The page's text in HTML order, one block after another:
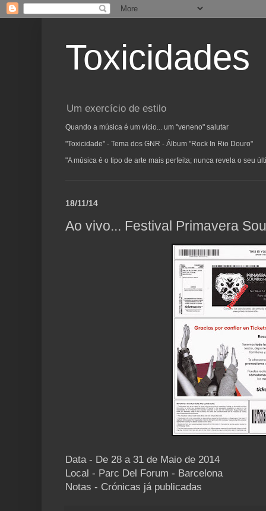
Toxicidades
Um exercício de estilo
Quando a música é um vício... um "veneno" salutar
"Toxicidade" - Tema dos GNR - Álbum "Rock In Rio Douro"
"A música é o tipo de arte mais perfeita; nunca revela o seu
18/11/14
Ao vivo... Festival Primavera
Data - De 28 a 31 de Maio de 2014
Local - Parc Del Forum - Barcelona
Notas - Crónicas já publicadas